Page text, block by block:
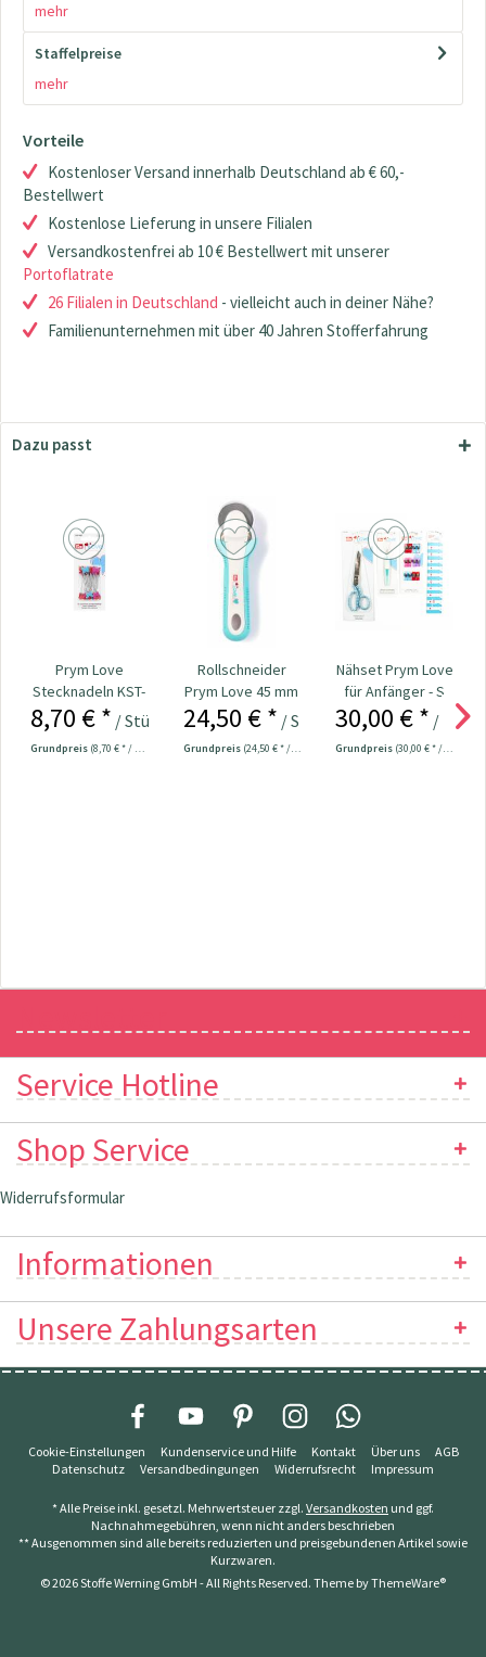
mehr
Staffelpreise
mehr
Vorteile
Kostenloser Versand innerhalb Deutschland ab € 60,-
Bestellwert
Kostenlose Lieferung in unsere Filialen
Versandkostenfrei ab 10 € Bestellwert mit unserer
Portoflatrate
26 Filialen in Deutschland - vielleicht auch in deiner Nähe?
Familienunternehmen mit über 40 Jahren Stofferfahrung
Dazu passt
Prym Love
Stecknadeln KST-
Kopf 50 x 0,60...
8,70 € * / Stück
Grundpreis (8,70 € * / 1 Stück)
Rollschneider
Prym Love 45 mm
24,50 € * / Stück
Grundpreis (24,50 € * / 1 Stück)
Nähset Prym Love
für Anfänger - S
30,00 € * / Stück
Grundpreis (30,00 € * / 1 Stück)
Service Hotline
Shop Service
Widerrufsformular
Informationen
Unsere Zahlungsarten
Cookie-Einstellungen Kundenservice und Hilfe Kontakt Über uns
AGB
Datenschutz
Versandbedingungen Widerrufsrecht Impressum
* Alle Preise inkl. gesetzl. Mehrwertsteuer zzgl. Versandkosten und ggf.
Nachnahmegebühren, wenn nicht anders beschrieben
** Ausgenommen sind alle bereits reduzierten und preisgebundenen Artikel sowie
Kurzwaren.
© 2026 Stoffe Werning GmbH - All Rights Reserved. Theme byThemeWare®